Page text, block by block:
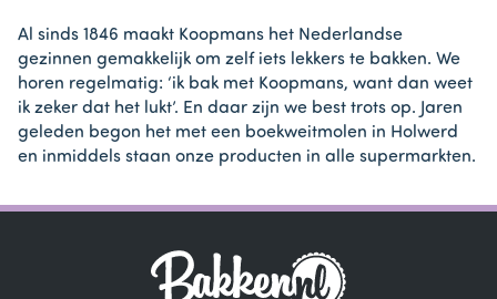
Al sinds 1846 maakt Koopmans het Nederlandse
gezinnen gemakkelijk om zelf iets lekkers te bakken. We
horen regelmatig: ‘ik bak met Koopmans, want dan weet
ik zeker dat het lukt’. En daar zijn we best trots op. Jaren
geleden begon het met een boekweitmolen in Holwerd
en inmiddels staan onze producten in alle supermarkten.